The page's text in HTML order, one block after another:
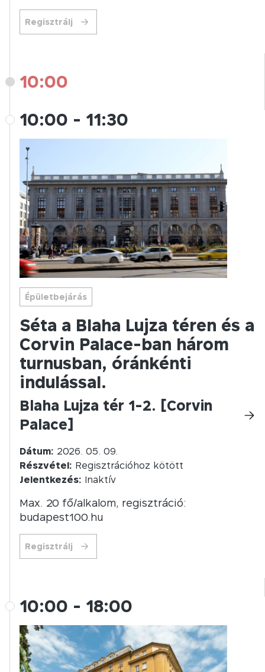
10:00
10:00 - 11:30
Épületbejárás
Séta a Blaha Lujza téren és a
Corvin Palace-ban három
turnusban, óránkénti
indulással.
Blaha Lujza tér 1-2. [Corvin
Palace]
Dátum: 2026. 05. 09.
Részvétel: Regisztrációhoz kötött
Jelentkezés: Inaktív
Max. 20 fő/alkalom, regisztráció:
budapest100.hu
Regisztrálj
10:00 - 18:00
Regisztrálj